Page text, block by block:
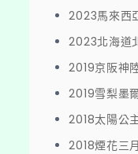
2023馬來西
2023北海道
2019京阪神
2019雪梨墨
2018太陽公
2018煙花三